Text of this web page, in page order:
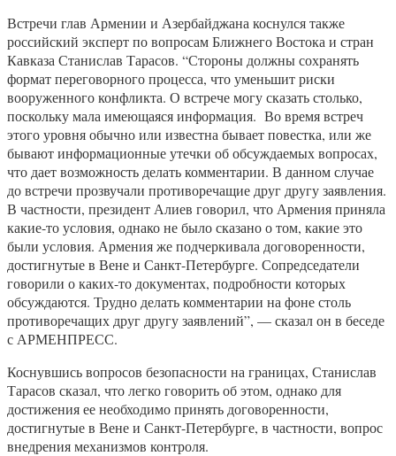
Встречи глав Армении и Азербайджана коснулся также
российский эксперт по вопросам Ближнего Востока и стран
Кавказа Станислав Тарасов. “Стороны должны сохранять
формат переговорного процесса, что уменьшит риски
вооруженного конфликта. О встрече могу сказать столько,
поскольку мала имеющаяся информация. Во время встреч
этого уровня обычно или известна бывает повестка, или же
бывают информационные утечки об обсуждаемых вопросах,
что дает возможность делать комментарии. В данном случае
до встречи прозвучали противоречащие друг другу заявления.
В частности, президент Алиев говорил, что Армения приняла
какие-то условия, однако не было сказано о том, какие это
были условия. Армения же подчеркивала договоренности,
достигнутые в Вене и Санкт-Петербурге. Сопредседатели
говорили о каких-то документах, подробности которых
обсуждаются. Трудно делать комментарии на фоне столь
противоречащих друг другу заявлений”, — сказал он в беседе
с АРМЕНПРЕСС.
Коснувшись вопросов безопасности на границах, Станислав
Тарасов сказал, что легко говорить об этом, однако для
достижения ее необходимо принять договоренности,
достигнутые в Вене и Санкт-Петербурге, в частности, вопрос
внедрения механизмов контроля.